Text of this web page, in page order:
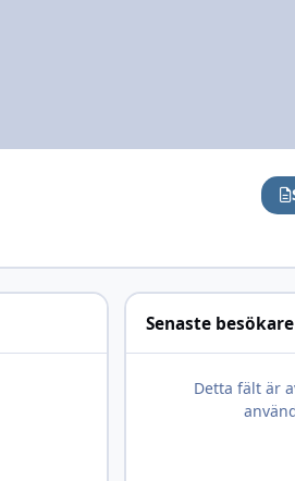
Senaste besökare
Detta fält är